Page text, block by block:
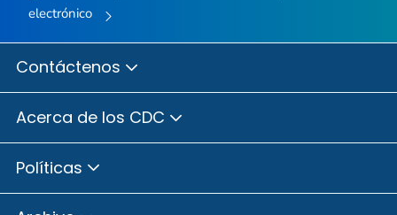
electrónico
Contáctenos
Acerca de los CDC
Políticas